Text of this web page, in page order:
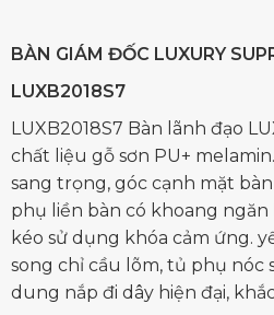
BÀN GIÁM ĐỐC LUXURY
LUXB2018S7
LUXB2018S7 Bàn lãnh đạo
chất liệu gỗ sơn PU+
sang trọng, góc cạnh mặt
phụ liền bàn có khoang ngăn
kéo sử dụng khóa cảm ứng.
song chỉ cầu lõm, tủ phụ nóc
dung nắp đi dây hiện đại,